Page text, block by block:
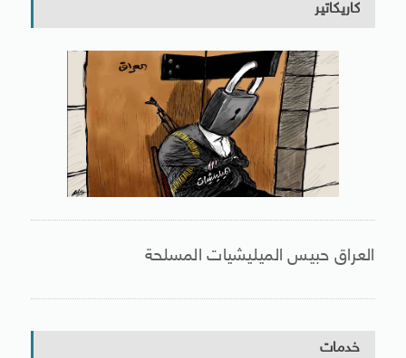
كاريكاتير
العراق حبيس الميليشيات المسلحة
خدمات